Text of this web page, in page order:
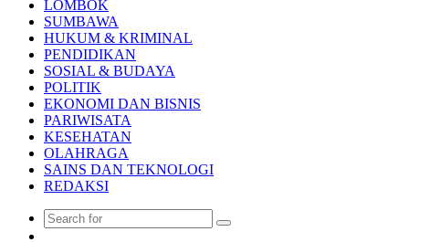
LOMBOK
SUMBAWA
HUKUM & KRIMINAL
PENDIDIKAN
SOSIAL & BUDAYA
POLITIK
EKONOMI DAN BISNIS
PARIWISATA
KESEHATAN
OLAHRAGA
SAINS DAN TEKNOLOGI
REDAKSI
Search